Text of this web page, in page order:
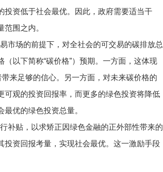
投资低于社会最优。因此，政府需要适当干
围之内。
市场的前提下，对全社会的可交易的碳排放总
以下简称“碳价格”）预期。一方面，这体现
来足够的信心。另一方面，对未来碳价格的
观的投资回报率，而更多的绿色投资将降低
优的绿色投资总量。
补贴，以求矫正因绿色金融的正外部性带来的
资回报考量，实现社会最优。这一激励手段